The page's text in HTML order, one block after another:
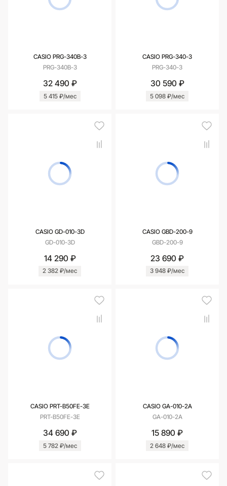
CASIO PRG-340B-3
PRG-340B-3
32 490 ₽
5 415 ₽/мес
CASIO PRG-340-3
PRG-340-3
30 590 ₽
5 098 ₽/мес
CASIO GD-010-3D
GD-010-3D
14 290 ₽
2 382 ₽/мес
CASIO GBD-200-9
GBD-200-9
23 690 ₽
3 948 ₽/мес
CASIO PRT-B50FE-3E
PRT-B50FE-3E
34 690 ₽
5 782 ₽/мес
CASIO GA-010-2A
GA-010-2A
15 890 ₽
2 648 ₽/мес